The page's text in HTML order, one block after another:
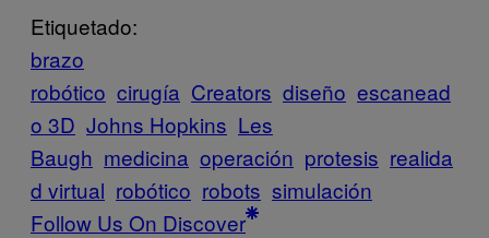
Etiquetado:
brazo
robótico cirugía Creators diseño escanead
o 3D Johns Hopkins Les
Baugh medicina operación protesis realida
d virtual robótico robots simulación
Follow Us On Discover